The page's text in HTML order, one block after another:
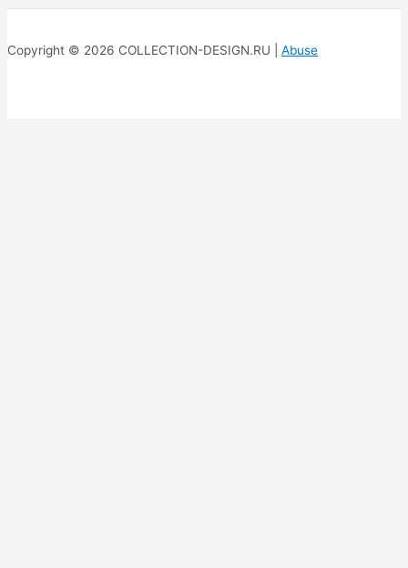
Copyright © 2026 COLLECTION-DESIGN.RU | Abuse